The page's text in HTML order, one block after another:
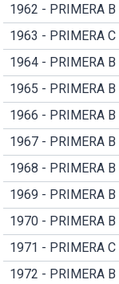
1962 - PRIMERA B
1963 - PRIMERA C
1964 - PRIMERA B
1965 - PRIMERA B
1966 - PRIMERA B
1967 - PRIMERA B
1968 - PRIMERA B
1969 - PRIMERA B
1970 - PRIMERA B
1971 - PRIMERA C
1972 - PRIMERA B